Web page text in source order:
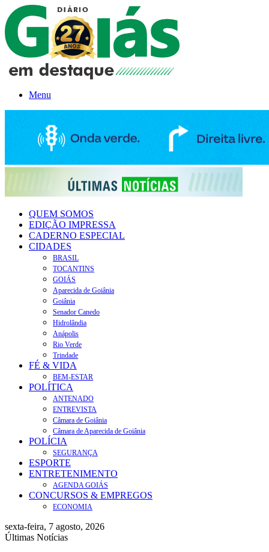
Menu
QUEM SOMOS
EDIÇÃO IMPRESSA
CADERNO ESPECIAL
CIDADES
BRASIL
TOCANTINS
GOIÁS
Aparecida de Goiânia
Goiânia
Senador Canedo
Hidrolândia
Anápolis
Rio Verde
Trindade
FÉ & VIDA
BEM-ESTAR
POLÍTICA
ANTENADO
ENTREVISTA
Câmara de Goiânia
Câmara de Aparecida de Goiânia
POLÍCIA
SEGURANÇA
ESPORTE
ENTRETENIMENTO
AGENDA GOIÁS
CONCURSOS & EMPREGOS
ECONOMIA
sexta-feira, 7 agosto, 2026
Últimas Notícias